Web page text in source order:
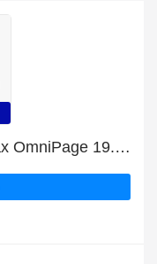
Goditi il 7% di sconto per Kofax OmniPage 19.0 WIN Ultimate Versione completa | fine presto